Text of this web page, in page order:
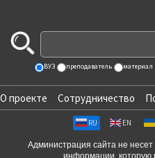
ВУЗ преподаватель материал
О проекте Сотрудничество
RU EN
Администрация сайта не